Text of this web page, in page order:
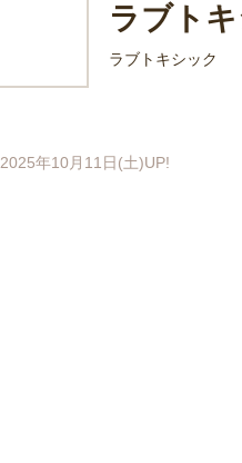
ラブト
ラブトキシック
2025年10月11日(土)UP!